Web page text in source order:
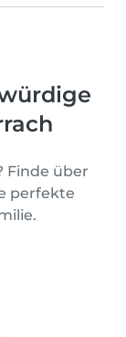
Finde über
perfekte